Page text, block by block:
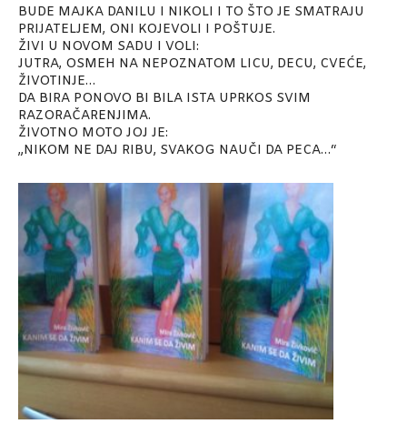
BUDE MAJKA DANILU I NIKOLI I TO ŠTO JE SMATRAJU
PRIJATELJEM, ONI KOJEVOLI I POŠTUJE.
ŽIVI U NOVOM SADU I VOLI:
JUTRA, OSMEH NA NEPOZNATOM LICU, DECU, CVEĆE,
ŽIVOTINJE…
DA BIRA PONOVO BI BILA ISTA UPRKOS SVIM
RAZORAČARENJIMA.
ŽIVOTNO MOTO JOJ JE:
„NIKOM NE DAJ RIBU, SVAKOG NAUČI DA PECA…“